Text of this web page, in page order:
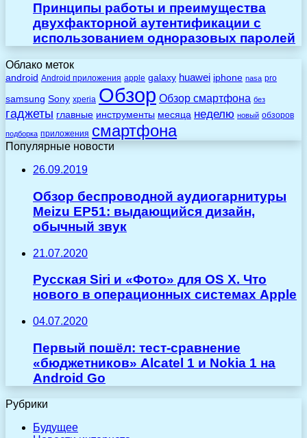
Принципы работы и преимущества
двухфакторной аутентификации с
использованием одноразовых паролей
Облако меток
android Android приложения apple galaxy huawei iphone nasa pro
samsung Sony xperia Обзор Обзор смартфона без
гаджеты главные инструменты месяца неделю новый обзоров
подборка приложения смартфона
Популярные новости
26.09.2019
Обзор беспроводной аудиогарнитуры
Meizu EP51: выдающийся дизайн,
обычный звук
21.07.2020
Русская Siri и «Фото» для OS X. Что
нового в операционных системах Apple
04.07.2020
Первый пошёл: тест-сравнение
«бюджетников» Alcatel 1 и Nokia 1 на
Android Go
Рубрики
Будущее